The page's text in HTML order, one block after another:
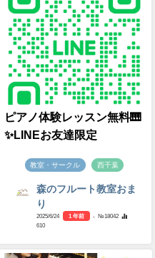
ピアノ体験レッスン無料🎹
✨LINEお友達限定
教室・サークル 西千葉
森のフルート教室おま
り
2025/6/24 1 年前
- №18042
610